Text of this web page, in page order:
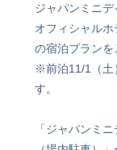
ジャパンミニデ
オフィシャルホ
の宿泊プランを
※前泊11/1（土
す。
「ジャパンミ